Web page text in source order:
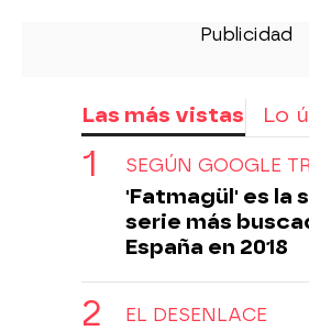
Las más vistas Lo
SEGÚN GOOGLE
'Fatmagül' es la
serie más
España en 2018
EL DESENLACE